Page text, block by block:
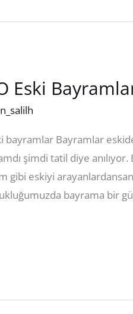
Eski
bayramlar Bayramlar
şimdi tatil diye
gibi eskiyi
bayrama bir